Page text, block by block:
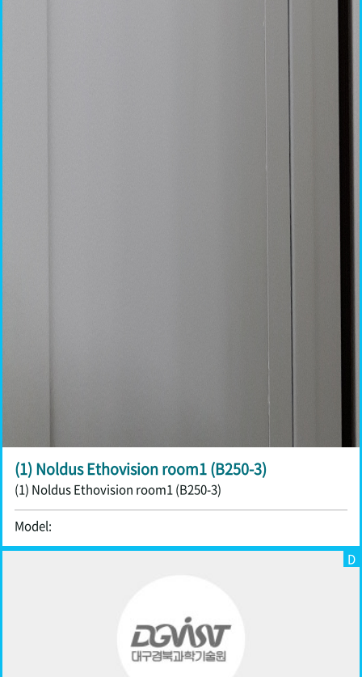
(1) Noldus Ethovision room1 (B250-3)
(1) Noldus Ethovision room1 (B250-3)
Model:
D